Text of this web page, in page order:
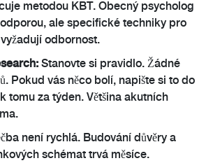
metodou KBT. Obecný psycholog
ale specifické techniky pro
odbornost.
Stanovte si pravidlo. Žádné
Pokud vás něco bolí, napište si to do
tomu za týden. Většina akutních
není rychlá. Budování důvěry a
schémat trvá měsíce.